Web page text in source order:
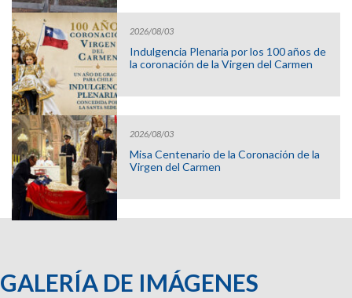
2026/08/03
Indulgencia Plenaria por los 100 años de
la coronación de la Virgen del Carmen
2026/08/03
Misa Centenario de la Coronación de la
Virgen del Carmen
GALERÍA DE IMÁGENES